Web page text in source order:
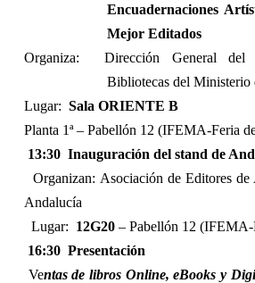
Encuadernaciones
Mejor Editados
Organiza:
Dirección General
Bibliotecas del Ministerio
Lugar: Sala ORIENTE B
Planta 1ª – Pabellón 12 (IFEMA-Feria
13:30 Inauguración del stand de
Organizan: Asociación de Editores
Andalucía
Lugar: 12G20 – Pabellón 12
16:30 Presentación
Ventas de libros Online, eBooks y